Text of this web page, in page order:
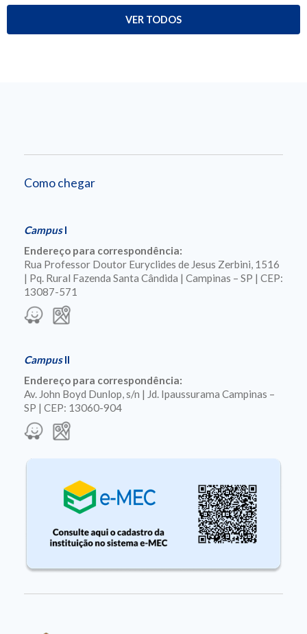
VER TODOS
Como chegar
CampusI
Endereço para correspondência:
Rua Professor Doutor Euryclides de Jesus Zerbini, 1516
| Pq. Rural Fazenda Santa Cândida | Campinas – SP | CEP:
13087-571
CampusII
Endereço para correspondência:
Av. John Boyd Dunlop, s/n | Jd. Ipaussurama Campinas –
SP | CEP: 13060-904